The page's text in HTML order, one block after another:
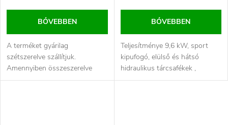
BŐVEBBEN
A terméket gyárilag
szétszerelve szállítjuk.
Amennyiben összeszerelve
szeretné kérni, előzetes
BŐVEBBEN
Teljesítménye 9,6 kW, sport
kipufogó, elülső és hátsó
hidraulikus tárcsafékek ,
masszív lengéscsillapítók,